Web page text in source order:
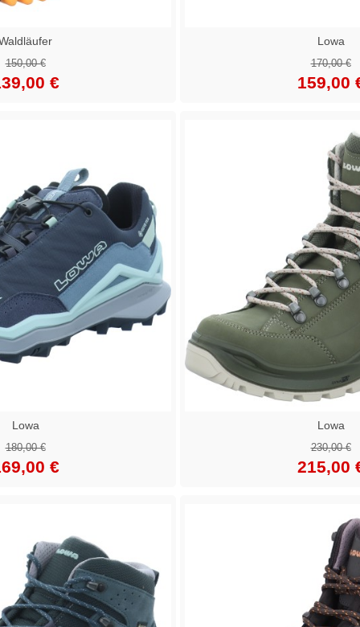
150,00 €
€
Lowa
170,00 €
159,00
Lowa
180,00 €
€
Lowa
230,00 €
215,00